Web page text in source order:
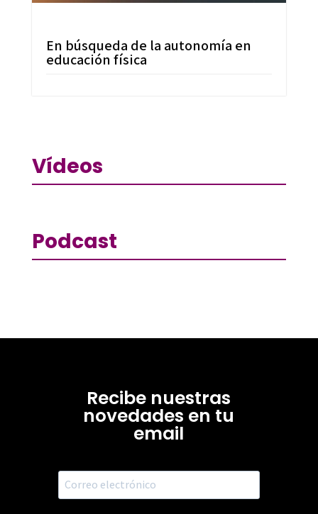
En búsqueda de la autonomía en
educación física
Vídeos
Podcast
Recibe nuestras
novedades en tu
email